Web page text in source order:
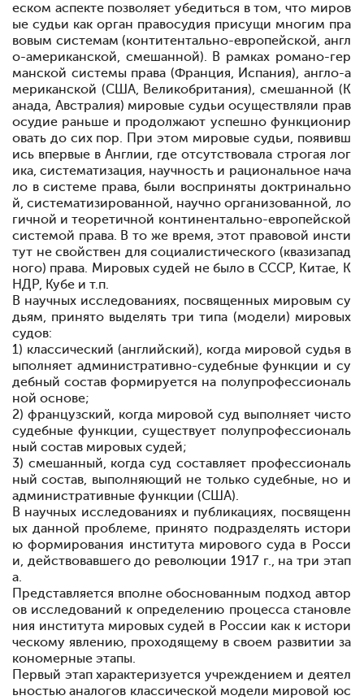
еском аспекте позволяет убедиться в том, что миров
ые судьи как орган правосудия присущи многим пра
вовым системам (контитентально-европейской, англ
о-американской, смешанной). В рамках романо-гер
манской системы права (Франция, Испания), англо-а
мериканской (США, Великобритания), смешанной (К
анада, Австралия) мировые судьи осуществляли прав
осудие раньше и продолжают успешно функционир
овать до сих пор. При этом мировые судьи, появивш
ись впервые в Англии, где отсутствовала строгая лог
ика, систематизация, научность и рациональное нача
ло в системе права, были восприняты доктринально
й, систематизированной, научно организованной, ло
гичной и теоретичной континентально-европейской
системой права. В то же время, этот правовой инсти
тут не свойствен для социалистического (квазизапад
ного) права. Мировых судей не было в СССР, Китае, К
НДР, Кубе и т.п.
В научных исследованиях, посвященных мировым су
дьям, принято выделять три типа (модели) мировых
судов:
1) классический (английский), когда мировой судья в
ыполняет административно-судебные функции и су
дебный состав формируется на полупрофессиональ
ной основе;
2) французский, когда мировой суд выполняет чисто
судебные функции, существует полупрофессиональ
ный состав мировых судей;
3) смешанный, когда суд составляет профессиональ
ный состав, выполняющий не только судебные, но и
административные функции (США).
В научных исследованиях и публикациях, посвященн
ых данной проблеме, принято подразделять истори
ю формирования института мирового суда в Росси
и, действовавшего до революции 1917 г., на три этап
а.
Представляется вполне обоснованным подход автор
ов исследований к определению процесса становле
ния института мировых судей в России как к истори
ческому явлению, проходящему в своем развитии за
кономерные этапы.
Первый этап характеризуется учреждением и деятел
ьностью аналогов классической модели мировой юс